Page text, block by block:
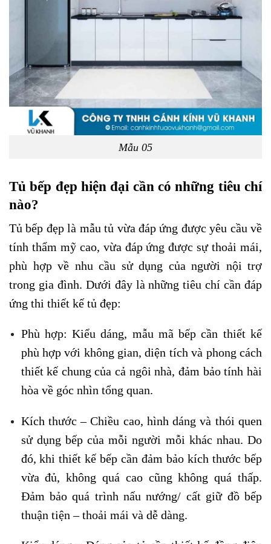
Mẫu 05
Tủ bếp đẹp hiện đại cần có những tiêu chí
nào?
Tủ bếp đẹp là mẫu tủ vừa đáp ứng được yêu cầu về
tính thẩm mỹ cao, vừa đáp ứng được sự thoải mái,
phù hợp về nhu cầu sử dụng của người nội trợ
trong gia đình. Dưới đây là những tiêu chí cần đáp
ứng thi thiết kế tủ đẹp:
Phù hợp: Kiểu dáng, mẫu mã bếp cần thiết kế
phù hợp với không gian, diện tích và phong cách
thiết kế chung của cả ngôi nhà, đảm bảo tính hài
hòa về góc nhìn tổng quan.
Kích thước – Chiều cao, hình dáng và thói quen
sử dụng bếp của mỗi người mỗi khác nhau. Do
đó, khi thiết kế bếp cần đảm bảo kích thước bếp
vừa đủ, không quá cao cũng không quá thấp.
Đảm bảo quá trình nấu nướng/ cất giữ đồ bếp
thuận tiện – thoải mái và dễ dàng.